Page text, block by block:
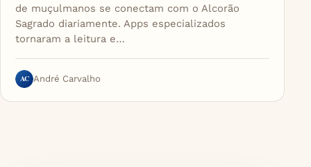
de muçulmanos se conectam com o Alcorão
Sagrado diariamente. Apps especializados
tornaram a leitura e…
AC André Carvalho